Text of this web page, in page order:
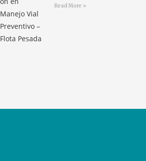
Read More »